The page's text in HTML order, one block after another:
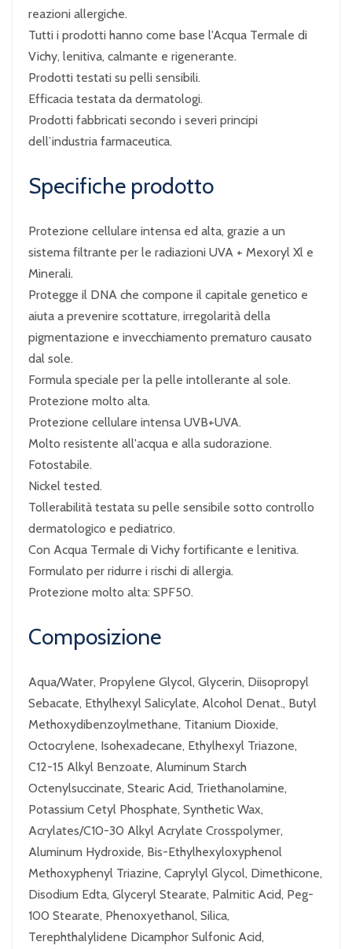
reazioni allergiche.
Tutti i prodotti hanno come base l'Acqua Termale di
Vichy, lenitiva, calmante e rigenerante.
Prodotti testati su pelli sensibili.
Efficacia testata da dermatologi.
Prodotti fabbricati secondo i severi principi
dell’industria farmaceutica.
Specifiche prodotto
Protezione cellulare intensa ed alta, grazie a un
sistema filtrante per le radiazioni UVA + Mexoryl Xl e
Minerali.
Protegge il DNA che compone il capitale genetico e
aiuta a prevenire scottature, irregolarità della
pigmentazione e invecchiamento prematuro causato
dal sole.
Formula speciale per la pelle intollerante al sole.
Protezione molto alta.
Protezione cellulare intensa UVB+UVA.
Molto resistente all'acqua e alla sudorazione.
Fotostabile.
Nickel tested.
Tollerabilità testata su pelle sensibile sotto controllo
dermatologico e pediatrico.
Con Acqua Termale di Vichy fortificante e lenitiva.
Formulato per ridurre i rischi di allergia.
Protezione molto alta: SPF50.
Composizione
Aqua/Water, Propylene Glycol, Glycerin, Diisopropyl
Sebacate, Ethylhexyl Salicylate, Alcohol Denat., Butyl
Methoxydibenzoylmethane, Titanium Dioxide,
Octocrylene, Isohexadecane, Ethylhexyl Triazone,
C12-15 Alkyl Benzoate, Aluminum Starch
Octenylsuccinate, Stearic Acid, Triethanolamine,
Potassium Cetyl Phosphate, Synthetic Wax,
Acrylates/C10-30 Alkyl Acrylate Crosspolymer,
Aluminum Hydroxide, Bis-Ethylhexyloxyphenol
Methoxyphenyl Triazine, Caprylyl Glycol, Dimethicone,
Disodium Edta, Glyceryl Stearate, Palmitic Acid, Peg-
100 Stearate, Phenoxyethanol, Silica,
Terephthalylidene Dicamphor Sulfonic Acid,